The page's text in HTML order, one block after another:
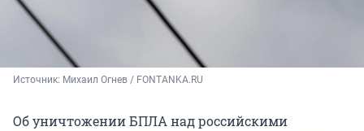
Источник: Михаил Огнев / FONTANKA.RU
Об уничтожении БПЛА над российскими